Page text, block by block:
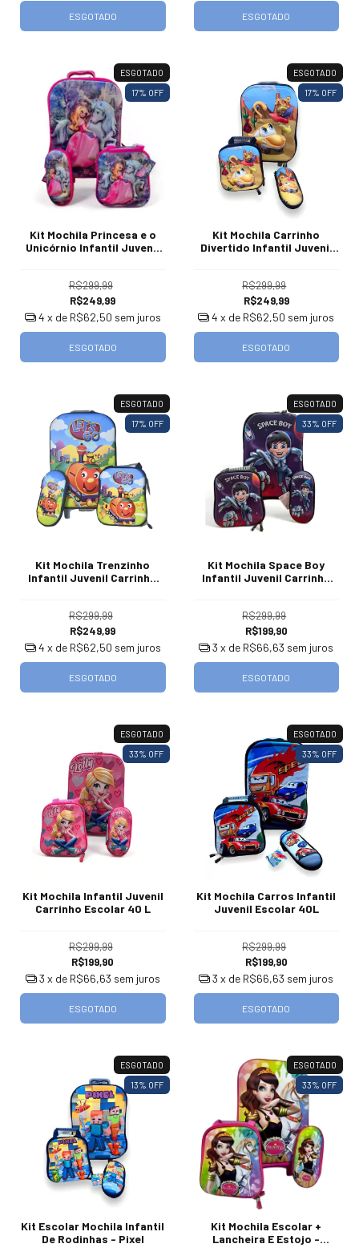
ESGOTADO ESGOTADO
ESGOTADO
17% OFF
Kit Mochila Princesa e o
Unicórnio Infantil Juvenil
R$299,99
R$249,99
4 x de R$62,50 sem juros
ESGOTADO
ESGOTADO
17% OFF
Kit Mochila Carrinho
Divertido Infantil Juvenil
R$299,99
R$249,99
4 x de R$62,50 sem juros
ESGOTADO
ESGOTADO
17% OFF
Kit Mochila Trenzinho
Infantil Juvenil Carrinho
R$299,99
R$249,99
4 x de R$62,50 sem juros
ESGOTADO
ESGOTADO
33% OFF
Kit Mochila Space Boy
Infantil Juvenil Carrinho
R$299,99
R$199,90
3 x de R$66,63 sem juros
ESGOTADO
ESGOTADO
33% OFF
Kit Mochila Infantil Juvenil
Carrinho Escolar 40 L
R$299,99
R$199,90
3 x de R$66,63 sem juros
ESGOTADO
ESGOTADO
33% OFF
Kit Mochila Carros Infantil
Juvenil Escolar 40L
R$299,99
R$199,90
3 x de R$66,63 sem juros
ESGOTADO
ESGOTADO
13% OFF
Kit Escolar Mochila Infantil
De Rodinhas - Pixel
ESGOTADO
33% OFF
Kit Mochila Escolar +
Lancheira E Estojo -